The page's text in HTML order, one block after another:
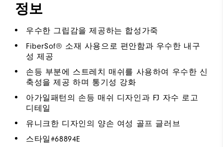
정보
우수한 그립감을 제공하는 합성가죽
FiberSof® 소재 사용으로 편안함과 우수한 내구
성 제공
손등 부분에 스트레치 매쉬를 사용하여 우수한 신
축성을 제공 하며 통기성 강화
아가일패턴의 손등 매쉬 디자인과 FJ 자수 로고
디테일
유니크한 디자인의 양손 여성 골프 글러브
스타일#68894E